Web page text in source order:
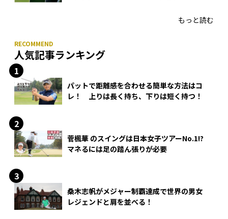
もっと読む
人気記事ランキング
パットで距離感を合わせる簡単な方法はコ
レ！ 上りは長く持ち、下りは短く持つ！
菅楓華 のスイングは日本女子ツアーNo.1!?
マネるには足の踏ん張りが必要
桑木志帆がメジャー制覇達成で世界の男女
レジェンドと肩を並べる！